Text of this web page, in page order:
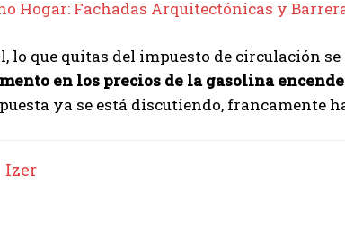
Hogar: Fachadas Arquitectónicas y
lo que quitas del impuesto de circulación
en los precios de la gasolina
ya se está discutiendo, francamente
Izer